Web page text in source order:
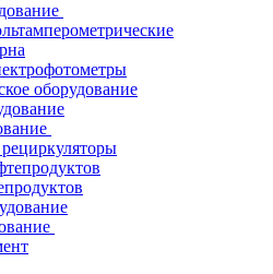
оборудование